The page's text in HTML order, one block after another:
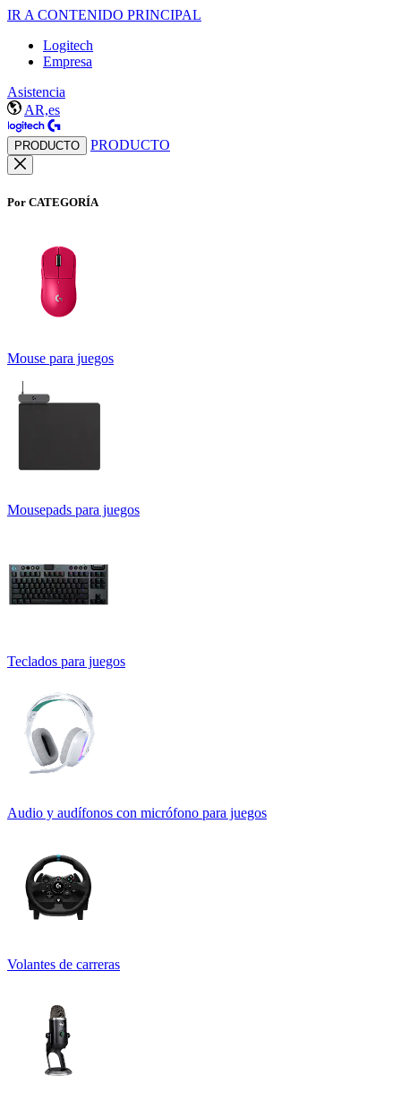
IR A CONTENIDO PRINCIPAL
Logitech
Empresa
Asistencia
AR,es
PRODUCTO PRODUCTO
Por CATEGORÍA
Mouse para juegos
Mousepads para juegos
Teclados para juegos
Audio y audífonos con micrófono para juegos
Volantes de carreras